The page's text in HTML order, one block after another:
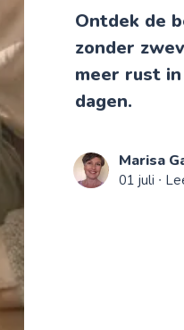
Ontdek de
zonder
meer rust
dagen.
Marisa
01 juli ∙